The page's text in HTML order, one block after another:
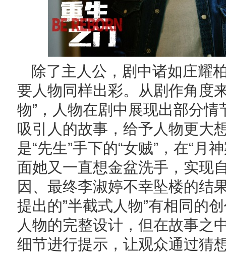
除了主人公，剧中诸如庄耀
要人物同样出彩。从剧作角度
物”，人物在剧中展现出部分
吸引人的故事，给予人物更大
是“先生”手下的“女贼”，在“月
面她又一直想金盆洗手，实现
因、最终李淑婷不幸坠楼的结
提出的”半截式人物”有相同
人物的完整设计，但在故事之
细节进行提示，让观众通过猜